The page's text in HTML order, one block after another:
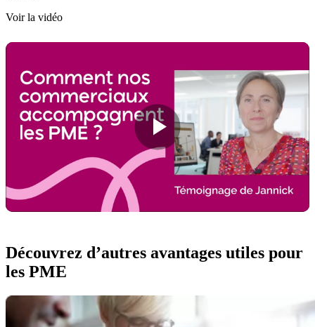
Voir la vidéo
Découvrez d’autres avantages utiles pour
les PME